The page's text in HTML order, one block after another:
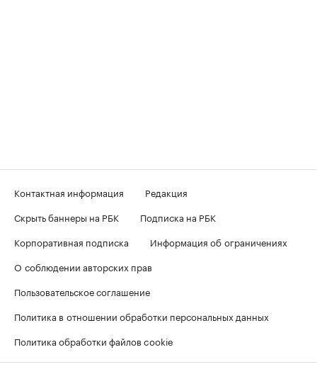
Контактная информация
Редакция
Скрыть баннеры на РБК
Подписка на РБК
Корпоративная подписка
Информация об ограничениях
О соблюдении авторских прав
Пользовательское соглашение
Политика в отношении обработки персональных данных
Политика обработки файлов cookie